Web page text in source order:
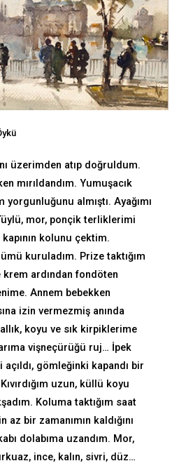
üzerimden atıp doğruldum.
mırıldandım. Yumuşacık
almıştı. Ayağımı
mor, ponçik terliklerimi
kolunu çektim.
kuruladım. Prize taktığım
krem ardından fondöten
Annem bebekken
izin vermezmiş anında
koyu ve sık kirpiklerime
vişneçürüğü ruj… İpek
gömleğinki kapandı bir
uzun, küllü koyu
Koluma taktığım saat
bir zamanımın kaldığını
dolabıma uzandım. Mor,
ince, kalın, sivri, düz…